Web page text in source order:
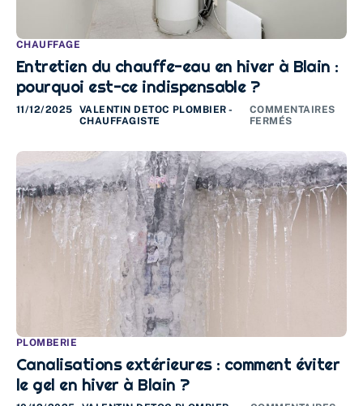
CHAUFFAGE
Entretien du chauffe-eau en hiver à Blain :
pourquoi est-ce indispensable ?
11/12/2025
VALENTIN DETOC PLOMBIER -
CHAUFFAGISTE
COMMENTAIRES
FERMÉS
PLOMBERIE
Canalisations extérieures : comment éviter
le gel en hiver à Blain ?